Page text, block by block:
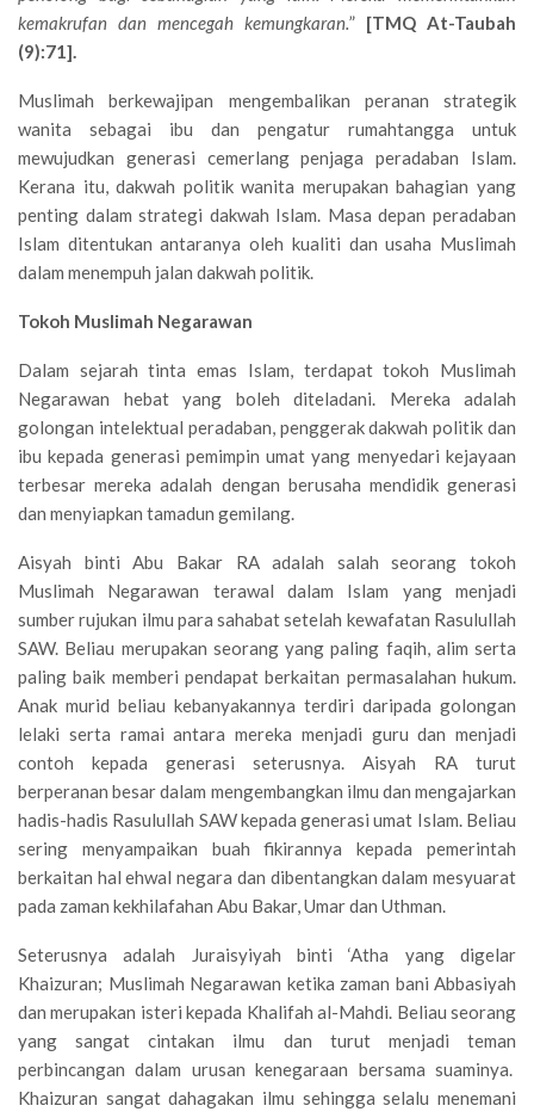
kemakrufan dan mencegah kemungkaran.” [TMQ At-Taubah
(9):71].
Muslimah berkewajipan mengembalikan peranan strategik
wanita sebagai ibu dan pengatur rumahtangga untuk
mewujudkan generasi cemerlang penjaga peradaban Islam.
Kerana itu, dakwah politik wanita merupakan bahagian yang
penting dalam strategi dakwah Islam. Masa depan peradaban
Islam ditentukan antaranya oleh kualiti dan usaha Muslimah
dalam menempuh jalan dakwah politik.
Tokoh Muslimah Negarawan
Dalam sejarah tinta emas Islam, terdapat tokoh Muslimah
Negarawan hebat yang boleh diteladani. Mereka adalah
golongan intelektual peradaban, penggerak dakwah politik dan
ibu kepada generasi pemimpin umat yang menyedari kejayaan
terbesar mereka adalah dengan berusaha mendidik generasi
dan menyiapkan tamadun gemilang.
Aisyah binti Abu Bakar RA adalah salah seorang tokoh
Muslimah Negarawan terawal dalam Islam yang menjadi
sumber rujukan ilmu para sahabat setelah kewafatan Rasulullah
SAW. Beliau merupakan seorang yang paling faqih, alim serta
paling baik memberi pendapat berkaitan permasalahan hukum.
Anak murid beliau kebanyakannya terdiri daripada golongan
lelaki serta ramai antara mereka menjadi guru dan menjadi
contoh kepada generasi seterusnya. Aisyah RA turut
berperanan besar dalam mengembangkan ilmu dan mengajarkan
hadis-hadis Rasulullah SAW kepada generasi umat Islam. Beliau
sering menyampaikan buah fikirannya kepada pemerintah
berkaitan hal ehwal negara dan dibentangkan dalam mesyuarat
pada zaman kekhilafahan Abu Bakar, Umar dan Uthman.
Seterusnya adalah Juraisyiyah binti ‘Atha yang digelar
Khaizuran; Muslimah Negarawan ketika zaman bani Abbasiyah
dan merupakan isteri kepada Khalifah al-Mahdi. Beliau seorang
yang sangat cintakan ilmu dan turut menjadi teman
perbincangan dalam urusan kenegaraan bersama suaminya.
Khaizuran sangat dahagakan ilmu sehingga selalu menemani